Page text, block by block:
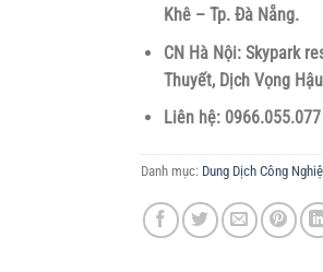
Khê – Tp. Đà Nẵng.
CN Hà Nội: Skypark
Thuyết, Dịch Vọng
Liên hệ: 0966.055.077
Danh mục: Dung Dịch Công